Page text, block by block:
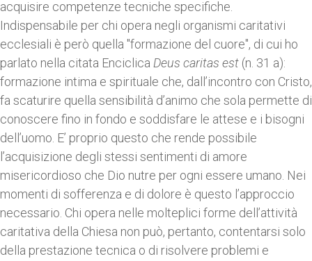
acquisire competenze tecniche specifiche.
Indispensabile per chi opera negli organismi caritativi
ecclesiali è però quella "formazione del cuore", di cui ho
parlato nella citata Enciclica Deus caritas est (n. 31 a):
formazione intima e spirituale che, dall’incontro con Cristo,
fa scaturire quella sensibilità d’animo che sola permette di
conoscere fino in fondo e soddisfare le attese e i bisogni
dell’uomo. E’ proprio questo che rende possibile
l’acquisizione degli stessi sentimenti di amore
misericordioso che Dio nutre per ogni essere umano. Nei
momenti di sofferenza e di dolore è questo l’approccio
necessario. Chi opera nelle molteplici forme dell’attività
caritativa della Chiesa non può, pertanto, contentarsi solo
della prestazione tecnica o di risolvere problemi e